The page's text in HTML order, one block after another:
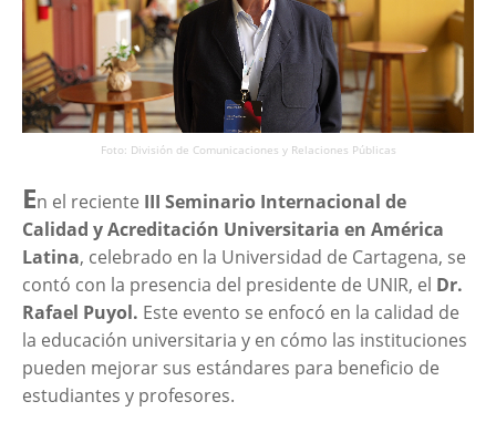
Foto: División de Comunicaciones y Relaciones Públicas
En el reciente III Seminario Internacional de
Calidad y Acreditación Universitaria en América
Latina, celebrado en la Universidad de Cartagena, se
contó con la presencia del presidente de UNIR, el Dr.
Rafael Puyol. Este evento se enfocó en la calidad de
la educación universitaria y en cómo las instituciones
pueden mejorar sus estándares para beneficio de
estudiantes y profesores.